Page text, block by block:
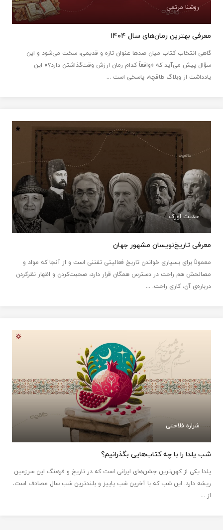
روشنا مرتمی
معرفی بهترین رمان‌های سال ۱۴۰۴
گاهی انتخاب کتاب میان صدها عنوان تازه و قدیمی، سخت می‌شود و این
سؤال پیش می‌آید که «واقعاً کدام رمان ارزش وقت‌گذاشتن دارد؟» این
یادداشت از وبلاگ طاقچه، پاسخی است ...
حدیث اورک
معرفی تاریخ‌نویسان مشهور جهان
معمولاً برای بسیاری خواندن تاریخ فعالیتی تفننی است و از آنجا که مواد و
مصالحش هم راحت در دسترس همگان قرار دارد، صحبت‌کردن و اظهار نظرکردن
درباره‌ی‌ آن، کاری راحت. ...
شراره فلاحتی
شب یلدا را با چه کتاب‌هایی بگذرانیم؟
یلدا یکی از کهن‌ترین جشن‌های ایرانی است که در تاریخ و فرهنگ این سرزمین
ریشه دارد. این شب که با آخرین شب پاییز و بلندترین شب سال مصادف است،
از ...